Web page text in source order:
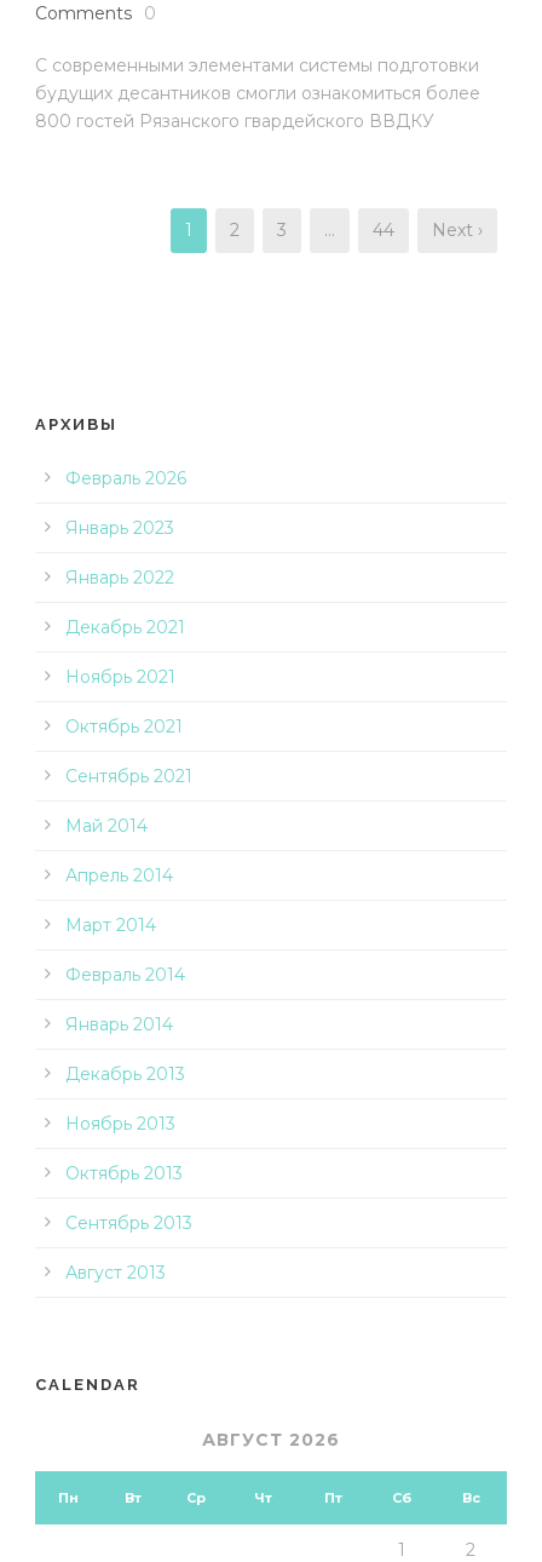
Comments
0
С современными элементами системы подготовки
будущих десантников смогли ознакомиться более
800 гостей Рязанского гвардейского ВВДКУ
1 2 3 … 44 Next ›
АРХИВЫ
Февраль 2026
Январь 2023
Январь 2022
Декабрь 2021
Ноябрь 2021
Октябрь 2021
Сентябрь 2021
Май 2014
Апрель 2014
Март 2014
Февраль 2014
Январь 2014
Декабрь 2013
Ноябрь 2013
Октябрь 2013
Сентябрь 2013
Август 2013
CALENDAR
АВГУСТ 2026
Пн Вт Ср Чт Пт Сб Вс
1 2